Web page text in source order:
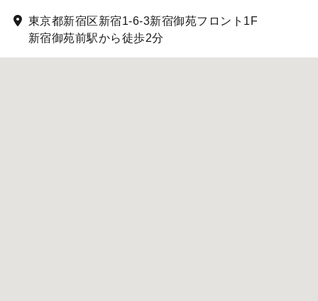
東京都新宿区新宿1-6-3新宿御苑フロント1F
新宿御苑前駅から徒歩2分